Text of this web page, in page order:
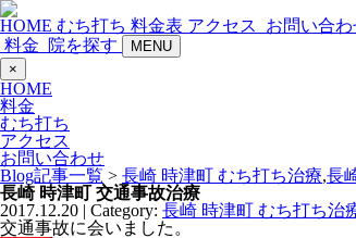
HOME むち打ち 料金表 アクセス
お問い合わ
料金
院を探す
MENU
×
HOME
料金
むち打ち
アクセス
お問い合わせ
Blog記事一覧 > 長崎 時津町 むち打ち治療,長
長崎 時津町 交通事故治療
2017.12.20 | Category: 長崎 時津町 むち打ち治
交通事故に会いました。